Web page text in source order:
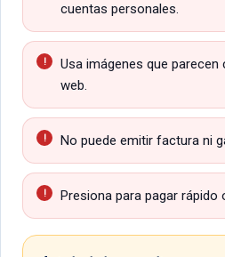
cuentas personales.
Usa imágenes que
web.
No puede emitir factura ni
Presiona para pagar rápido